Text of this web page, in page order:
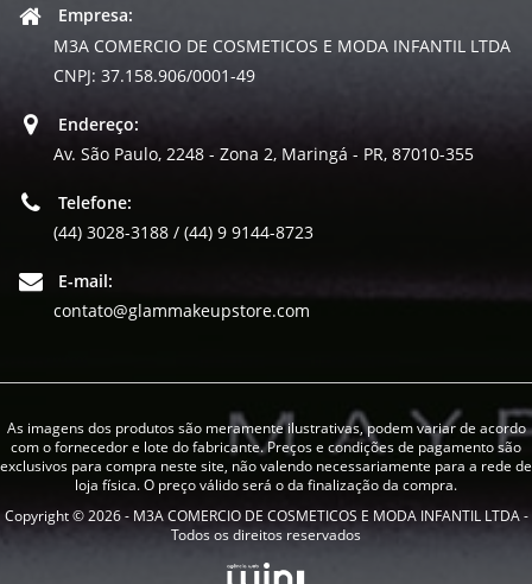
Empresa:
M3A COMERCIO DE COSMETICOS E MODA INFANTIL LTDA
CNPJ: 37.158.906/0001-49
Endereço:
Av. São Paulo, 2248 - Zona 2, Maringá - PR, 87010-355
Telefone:
(44) 3028-3188 / (44) 9 9144-8723
E-mail:
contato@glammakeupstore.com
As imagens dos produtos são meramente ilustrativas, podem variar de acordo
com o fornecedor e lote do fabricante. Preços e condições de pagamento são
exclusivos para compra neste site, não valendo necessariamente para a rede de
loja física. O preço válido será o da finalização da compra.
Copyright © 2026 - M3A COMERCIO DE COSMETICOS E MODA INFANTIL LTDA -
Todos os direitos reservados